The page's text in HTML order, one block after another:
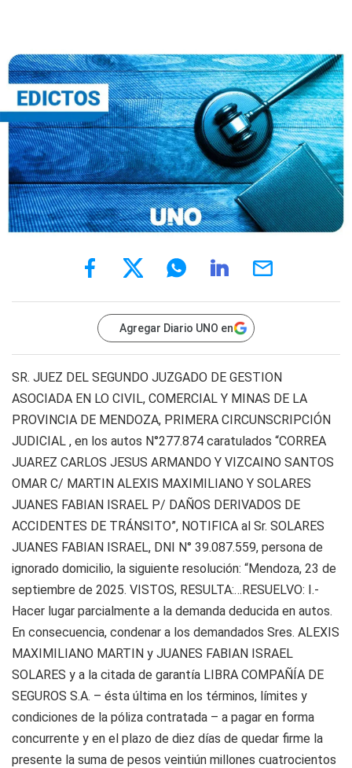
Agregar Diario UNO en
SR. JUEZ DEL SEGUNDO JUZGADO DE GESTION
ASOCIADA EN LO CIVIL, COMERCIAL Y MINAS DE LA
PROVINCIA DE MENDOZA, PRIMERA CIRCUNSCRIPCIÓN
JUDICIAL , en los autos N°277.874 caratulados “CORREA
JUAREZ CARLOS JESUS ARMANDO Y VIZCAINO SANTOS
OMAR C/ MARTIN ALEXIS MAXIMILIANO Y SOLARES
JUANES FABIAN ISRAEL P/ DAÑOS DERIVADOS DE
ACCIDENTES DE TRÁNSITO”, NOTIFICA al Sr. SOLARES
JUANES FABIAN ISRAEL, DNI N° 39.087.559, persona de
ignorado domicilio, la siguiente resolución: “Mendoza, 23 de
septiembre de 2025. VISTOS, RESULTA:…RESUELVO: I.-
Hacer lugar parcialmente a la demanda deducida en autos.
En consecuencia, condenar a los demandados Sres. ALEXIS
MAXIMILIANO MARTIN y JUANES FABIAN ISRAEL
SOLARES y a la citada de garantía LIBRA COMPAÑÍA DE
SEGUROS S.A. – ésta última en los términos, límites y
condiciones de la póliza contratada – a pagar en forma
concurrente y en el plazo de diez días de quedar firme la
presente la suma de pesos veintiún millones cuatrocientos